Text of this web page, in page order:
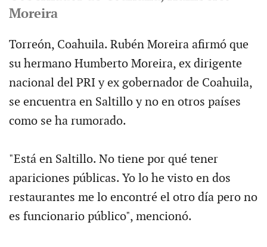
Moreira
Torreón, Coahuila. Rubén Moreira afirmó que
su hermano Humberto Moreira, ex dirigente
nacional del PRI y ex gobernador de Coahuila,
se encuentra en Saltillo y no en otros países
como se ha rumorado.
"Está en Saltillo. No tiene por qué tener
apariciones públicas. Yo lo he visto en dos
restaurantes me lo encontré el otro día pero no
es funcionario público", mencionó.